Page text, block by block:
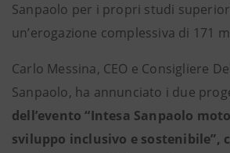
Sanpaolo per i propri studi
un’erogazione complessiva di 171
Carlo Messina, CEO e Consigliere
Sanpaolo, ha annunciato i due
dell’evento “Intesa Sanpaolo
sviluppo inclusivo e sostenibile”,